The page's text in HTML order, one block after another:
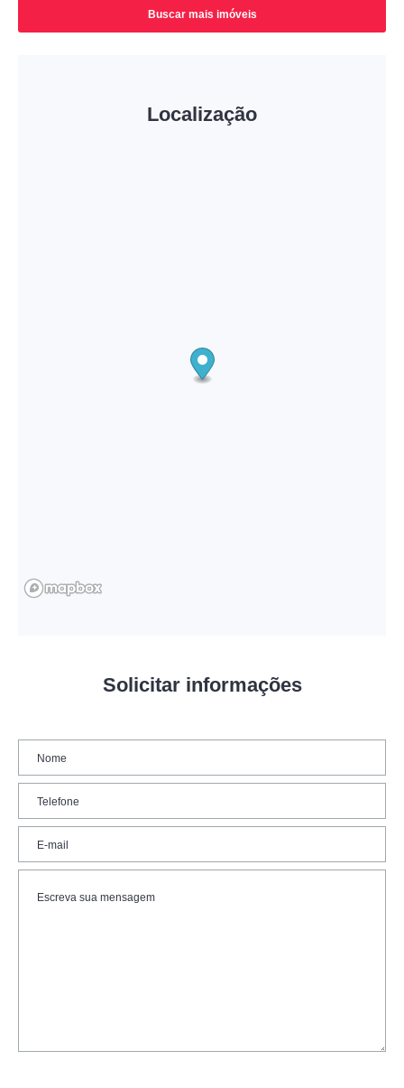
Buscar mais imóveis
Localização
Solicitar informações